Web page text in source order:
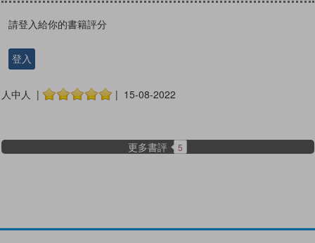
請登入給你的書籍評分
登入
人中人 | | 15-08-2022
更多書評 5